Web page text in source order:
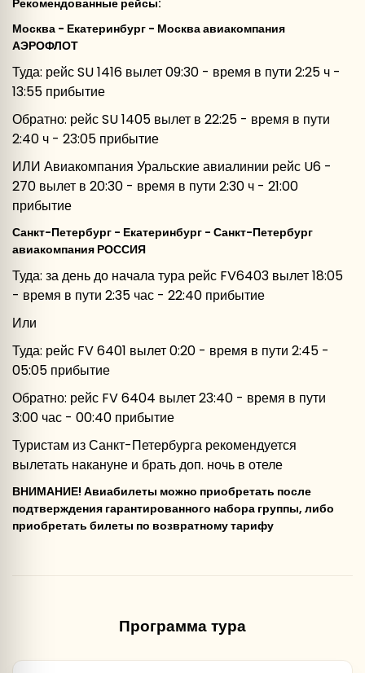
Рекомендованные рейсы:
Москва - Екатеринбург - Москва авиакомпания
АЭРОФЛОТ
Туда: рейс SU 1416 вылет 09:30 - время в пути 2:25 ч -
13:55 прибытие
Обратно: рейс SU 1405 вылет в 22:25 - время в пути
2:40 ч - 23:05 прибытие
ИЛИ Авиакомпания Уральские авиалинии рейс U6 -
270 вылет в 20:30 - время в пути 2:30 ч - 21:00
прибытие
Санкт-Петербург - Екатеринбург - Санкт-Петербург
авиакомпания РОССИЯ
Туда: за день до начала тура рейс FV6403 вылет 18:05
- время в пути 2:35 час - 22:40 прибытие
Или
Туда: рейс FV 6401 вылет 0:20 - время в пути 2:45 -
05:05 прибытие
Обратно: рейс FV 6404 вылет 23:40 - время в пути
3:00 час - 00:40 прибытие
Туристам из Санкт-Петербурга рекомендуется
вылетать накануне и брать доп. ночь в отеле
ВНИМАНИЕ! Авиабилеты можно приобретать после
подтверждения гарантированного набора группы, либо
приобретать билеты по возвратному тарифу
Программа тура